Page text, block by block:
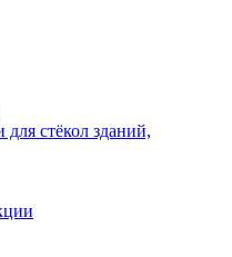
стёкол зданий,